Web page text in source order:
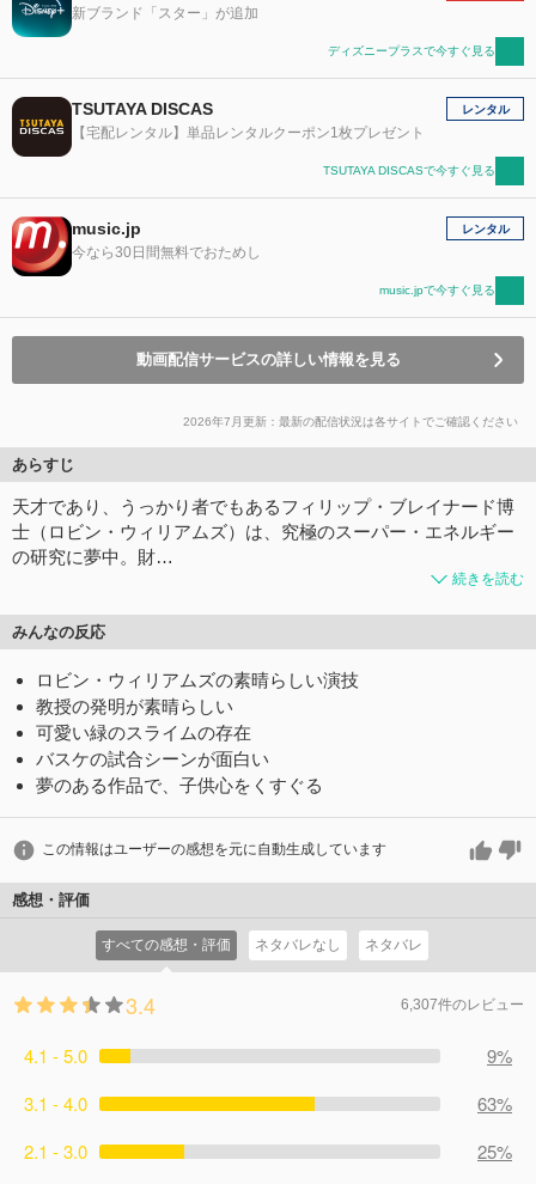
新ブランド「スター」が追加
ディズニープラスで今すぐ見る
TSUTAYA DISCAS
【宅配レンタル】単品レンタルクーポン1枚プレゼント
レンタル
TSUTAYA DISCASで今すぐ見る
music.jp
今なら30日間無料でおためし
レンタル
music.jpで今すぐ見る
動画配信サービスの詳しい情報を見る
2026年7月更新：最新の配信状況は各サイトでご確認ください
あらすじ
天才であり、うっかり者でもあるフィリップ・ブレイナード博
士（ロビン・ウィリアムズ）は、究極のスーパー・エネルギー
の研究に夢中。財…
続きを読む
みんなの反応
ロビン・ウィリアムズの素晴らしい演技
教授の発明が素晴らしい
可愛い緑のスライムの存在
バスケの試合シーンが面白い
夢のある作品で、子供心をくすぐる
この情報はユーザーの感想を元に自動生成しています
感想・評価
すべての感想・評価 ネタバレなし ネタバレ
3.4 6,307件のレビュー
4.1 - 5.0
9%
3.1 - 4.0
63%
2.1 - 3.0
25%